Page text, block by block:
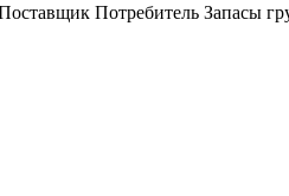
Потребитель Запасы